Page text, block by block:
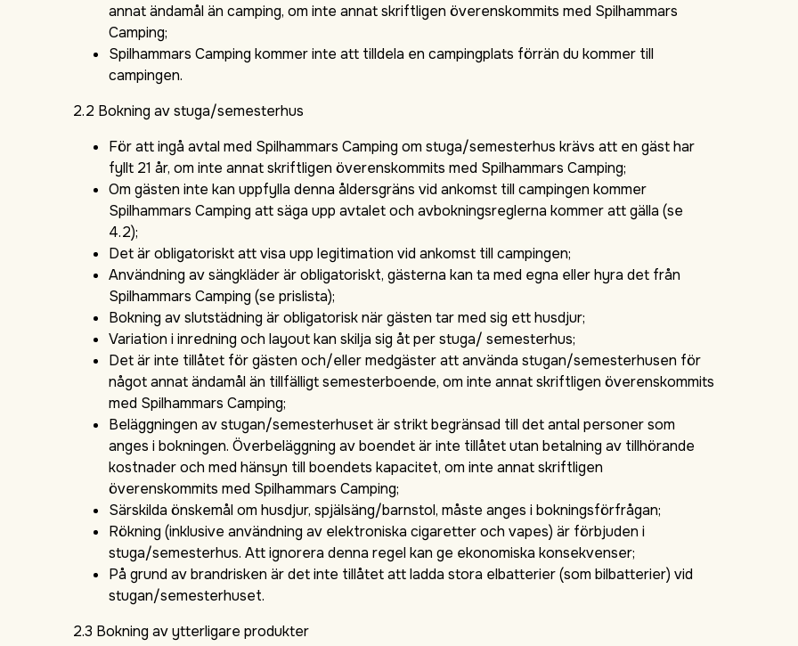
annat ändamål än camping, om inte annat skriftligen överenskommits med Spilhammars
Camping;
Spilhammars Camping kommer inte att tilldela en campingplats förrän du kommer till
campingen.
2.2 Bokning av stuga/semesterhus
För att ingå avtal med Spilhammars Camping om stuga/semesterhus krävs att en gäst har
fyllt 21 år, om inte annat skriftligen överenskommits med Spilhammars Camping;
Om gästen inte kan uppfylla denna åldersgräns vid ankomst till campingen kommer
Spilhammars Camping att säga upp avtalet och avbokningsreglerna kommer att gälla (se
4.2);
Det är obligatoriskt att visa upp legitimation vid ankomst till campingen;
Användning av sängkläder är obligatoriskt, gästerna kan ta med egna eller hyra det från
Spilhammars Camping (se prislista);
Bokning av slutstädning är obligatorisk när gästen tar med sig ett husdjur;
Variation i inredning och layout kan skilja sig åt per stuga/ semesterhus;
Det är inte tillåtet för gästen och/eller medgäster att använda stugan/semesterhusen för
något annat ändamål än tillfälligt semesterboende, om inte annat skriftligen överenskommits
med Spilhammars Camping;
Beläggningen av stugan/semesterhuset är strikt begränsad till det antal personer som
anges i bokningen. Överbeläggning av boendet är inte tillåtet utan betalning av tillhörande
kostnader och med hänsyn till boendets kapacitet, om inte annat skriftligen
överenskommits med Spilhammars Camping;
Särskilda önskemål om husdjur, spjälsäng/barnstol, måste anges i bokningsförfrågan;
Rökning (inklusive användning av elektroniska cigaretter och vapes) är förbjuden i
stuga/semesterhus. Att ignorera denna regel kan ge ekonomiska konsekvenser;
På grund av brandrisken är det inte tillåtet att ladda stora elbatterier (som bilbatterier) vid
stugan/semesterhuset.
2.3 Bokning av ytterligare produkter